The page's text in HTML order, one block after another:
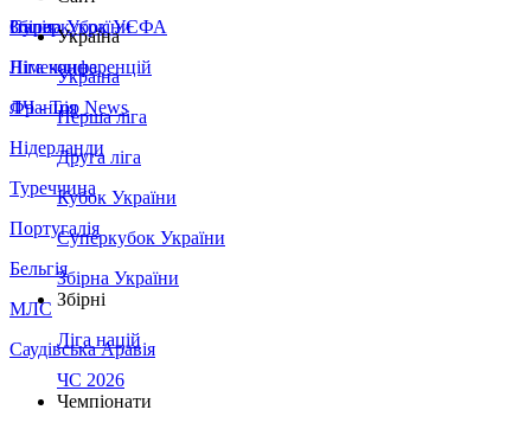
Збірна України
Італія
Німеччина
Франція
Нідерланди
Туреччина
Португалія
Бельгія
МЛС
Саудівська Аравія
Суперкубок УЄФА
Ліга конференцій
ЛЧ - Top News
Україна
Україна
Перша ліга
Друга ліга
Кубок України
Суперкубок України
Збірна України
Збірні
Ліга націй
ЧС 2026
Чемпіонати